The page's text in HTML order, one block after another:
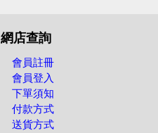
網店查詢
會員註冊
會員登入
下單須知
付款方式
送貨方式